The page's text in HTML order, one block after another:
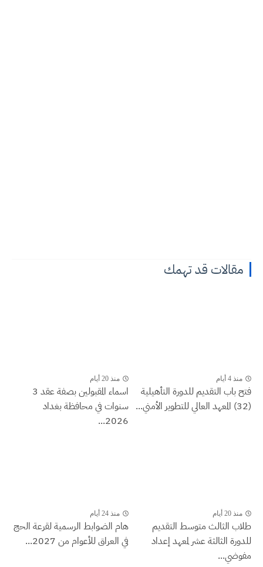
مقالات قد تهمك
منذ 4 أيام
فتح باب التقديم للدورة التأهيلية
(32) المعهد العالي للتطوير الأمني...
منذ 20 أيام
اسماء المقبولين بصفة عقد 3
سنوات في محافظة بغداد
2026...
منذ 20 أيام
طلاب الثالث متوسط التقديم
للدورة الثالثة عشر لمعهد إعداد
مفوضي...
منذ 24 أيام
هام الضوابط الرسمية لقرعة الحج
في العراق للأعوام من 2027...